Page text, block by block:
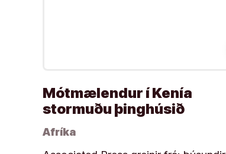
Mótmælendur í Kenía
stormuðu þinghúsið
Afríka